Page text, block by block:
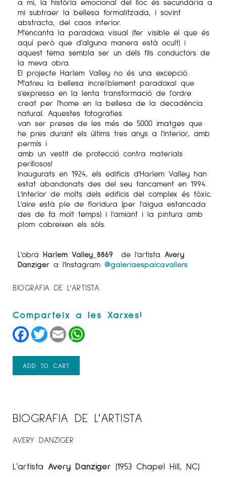
mi subtraer la bellesa formalitzada, i sovint
abstracta, del caos interior.
M'encanta la paradoxa visual (fer visible el que és
aquí però que d'alguna manera està ocult) i
aquest tema sembla ser un dels fils conductors de
la meva obra.
El projecte Harlem Valley no és una excepció.
M'atreu la bellesa increïblement paradoxal que
s'expressa en la lenta transformació de l'ordre
creat per l'home en la bellesa de la decadència
natural. Aquestes fotografies
van ser preses de les més de 5000 imatges que
he pres durant els últims tres anys a l'interior, amb
permís i
amb un vestit de protecció contra materials
perillosos!
Inaugurats en 1924, els edificis d'Harlem Valley han
estat abandonats des del seu tancament en 1994.
L'interior de molts dels edificis del complex és tòxic.
L'aire està ple de floridura (per l'aigua estancada
des de fa molt temps) i l'amiant i la pintura amb
plom cobreixen els sòls.
L'obra Harlem Valley_8869 de l'artista Avery
Danziger a l'Instagram @galeriaespaicavallers
BIOGRAFIA DE L'ARTISTA
Facebook
TwitterEmail
ADD TO CART
BIOGRAFIA DE L'ARTISTA
AVERY DANZIGER
L’artista Avery Danziger (1953 Chapel Hill, NC)